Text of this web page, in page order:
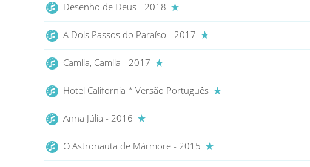
Desenho de Deus - 2018
A Dois Passos do Paraíso - 2017
Camila, Camila - 2017
Hotel California * Versão Português
Anna Júlia - 2016
O Astronauta de Mármore - 2015